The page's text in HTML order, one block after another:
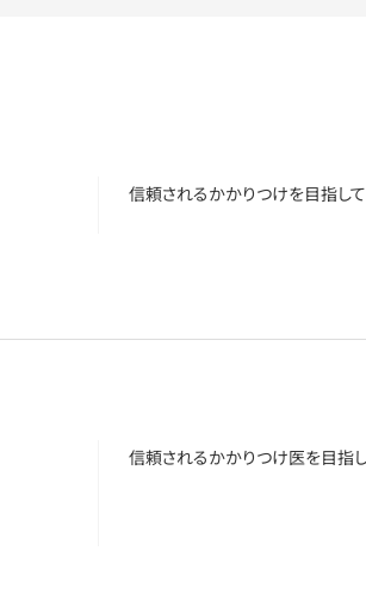
信頼されるかかりつけを目指して
信頼されるかかりつけ医を目指